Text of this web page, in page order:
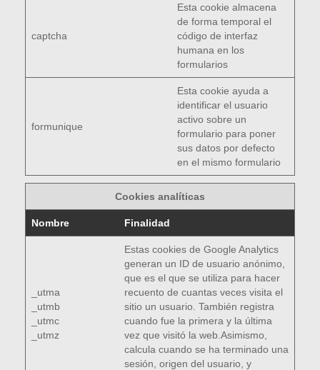
captcha
Esta cookie almacena
de forma temporal el
código de interfaz
humana en los
formularios
formunique
Esta cookie ayuda a
identificar el usuario
activo sobre un
formulario para poner
sus datos por defecto
en el mismo formulario
Cookies analíticas
Nombre Finalidad
_utma
_utmb
_utmc
_utmz
Estas cookies de Google Analytics
generan un ID de usuario anónimo,
que es el que se utiliza para hacer
recuento de cuantas veces visita el
sitio un usuario. También registra
cuando fue la primera y la última
vez que visitó la web.Asimismo,
calcula cuando se ha terminado una
sesión, origen del usuario, y